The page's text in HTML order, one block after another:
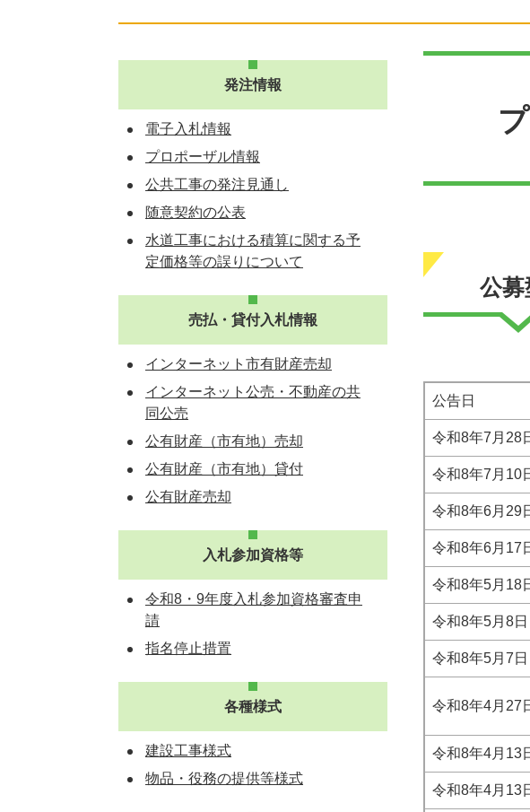
公募
公告日
令和8年7月28
令和8年7月10
令和8年6月29
令和8年6月17
令和8年5月18
令和8年5月8日
令和8年5月7日
令和8年4月27
令和8年4月13
令和8年4月13
発注情報
電子入札情報
プロポーザル情報
公共工事の発注見通し
随意契約の公表
水道工事における積算に関する予
定価格等の誤りについて
売払・貸付入札情報
インターネット市有財産売却
インターネット公売・不動産の共
同公売
公有財産（市有地）売却
公有財産（市有地）貸付
公有財産売却
入札参加資格等
令和8・9年度入札参加資格審査申
請
指名停止措置
各種様式
建設工事様式
物品・役務の提供等様式